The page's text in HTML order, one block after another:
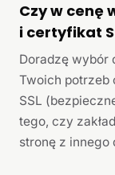
Czy w cenę
i certyfikat
Doradzę wybór
Twoich
SSL
tego, czy
stronę z innego